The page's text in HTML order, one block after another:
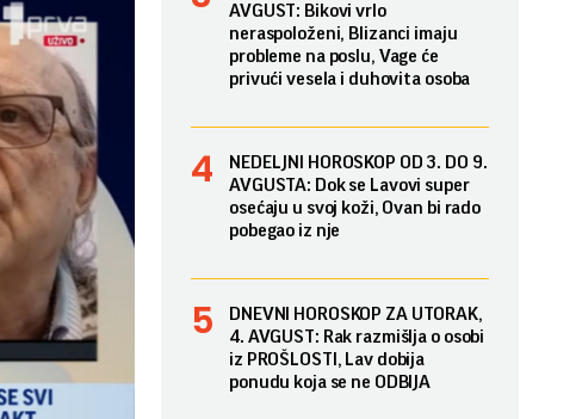
AVGUST: Bikovi vrlo
neraspoloženi, Blizanci imaju
probleme na poslu, Vage će
privući vesela i duhovita osoba
NEDELJNI HOROSKOP OD 3. DO 9.
AVGUSTA: Dok se Lavovi super
osećaju u svoj koži, Ovan bi rado
pobegao iz nje
DNEVNI HOROSKOP ZA UTORAK,
4. AVGUST: Rak razmišlja o osobi
iz PROŠLOSTI, Lav dobija
ponudu koja se ne ODBIJA